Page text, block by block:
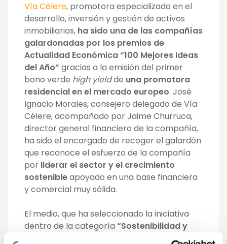
Vía Célere, promotora especializada en el
desarrollo, inversión y gestión de activos
inmobiliarios, ha sido una de las compañías
galardonadas por los premios de
Actualidad Económica “100 Mejores Ideas
del Año” gracias a la emisión del primer
bono verde high yieldde una promotora
residencial en el mercado europeo. José
Ignacio Morales, consejero delegado de Vía
Célere, acompañado por Jaime Churruca,
director general financiero de la compañía,
ha sido el encargado de recoger el galardón
que reconoce el esfuerzo de la compañía
por liderar el sector y el crecimiento
sostenibleapoyado en una base financiera
y comercial muy sólida.
El medio, que ha seleccionado la iniciativa
dentro de la categoría“Sostenibilidad y